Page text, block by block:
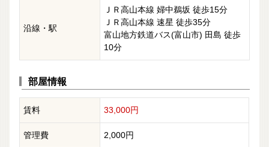
沿線・駅
ＪＲ高山本線 婦中鵜坂 徒歩15分
ＪＲ高山本線 速星 徒歩35分
富山地方鉄道バス(富山市) 田島 徒歩
10分
部屋情報
賃料 33,000円
管理費 2,000円